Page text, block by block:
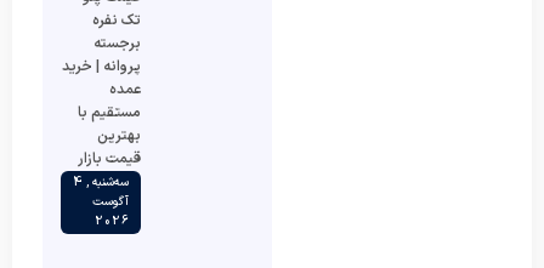
تک نفره
برجسته
پروانه | خرید
عمده
مستقیم با
بهترین
قیمت بازار
سه‌شنبه , 4
آگوست
2026